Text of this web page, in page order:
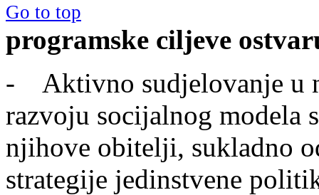
Go to top
programske ciljeve
- Aktivno sudjelovanje u
razvoju socijalnog modela
njihove obitelji, sukladno
strategije jedinstvene